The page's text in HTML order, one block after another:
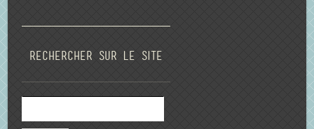
Rechercher sur le site